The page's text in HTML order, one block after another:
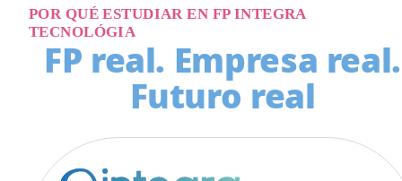
POR QUÉ ESTUDIAR EN FP INTEGRA
TECNOLÓGIA
FP real. Empresa real.
Futuro real